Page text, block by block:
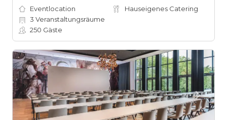
Eventlocation
Hauseigenes Catering
3 Veranstaltungsräume
250 Gäste